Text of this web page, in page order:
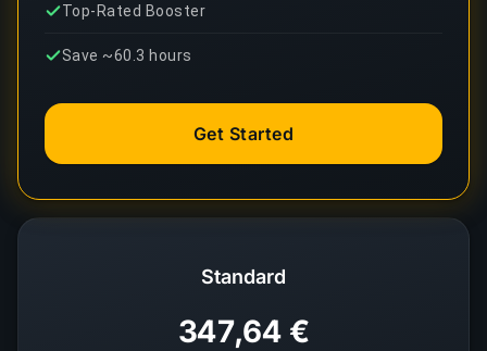
Standard
347,64 €
Top-Rated Booster
Save ~60.3 hours
Get Started